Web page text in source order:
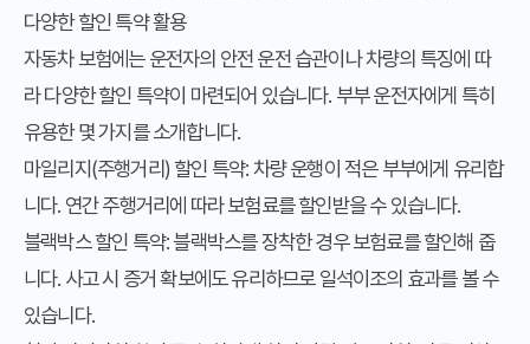
다양한 할인 특약 활용
자동차 보험에는 운전자의 안전 운전 습관이나 차량의 특징에 따
라 다양한 할인 특약이 마련되어 있습니다. 부부 운전자에게 특히
유용한 몇 가지를 소개합니다.
마일리지(주행거리) 할인 특약:차량 운행이 적은 부부에게 유리합
니다. 연간 주행거리에 따라 보험료를 할인받을 수 있습니다.
블랙박스 할인 특약:블랙박스를 장착한 경우 보험료를 할인해 줍
니다. 사고 시 증거 확보에도 유리하므로 일석이조의 효과를 볼 수
있습니다.